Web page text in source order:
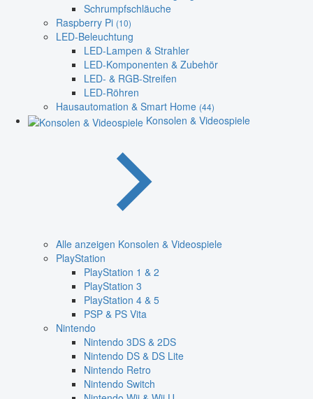
Schrumpfschläuche
Raspberry Pi (10)
LED-Beleuchtung
LED-Lampen & Strahler
LED-Komponenten & Zubehör
LED- & RGB-Streifen
LED-Röhren
Hausautomation & Smart Home (44)
Konsolen & Videospiele
Alle anzeigen Konsolen & Videospiele
PlayStation
PlayStation 1 & 2
PlayStation 3
PlayStation 4 & 5
PSP & PS Vita
Nintendo
Nintendo 3DS & 2DS
Nintendo DS & DS Lite
Nintendo Retro
Nintendo Switch